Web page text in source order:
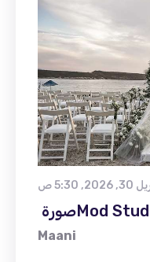
2026, 5:30 ص
Maani